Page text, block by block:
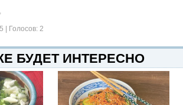
5 | Голосов: 2
БУДЕТ ИНТЕРЕСНО